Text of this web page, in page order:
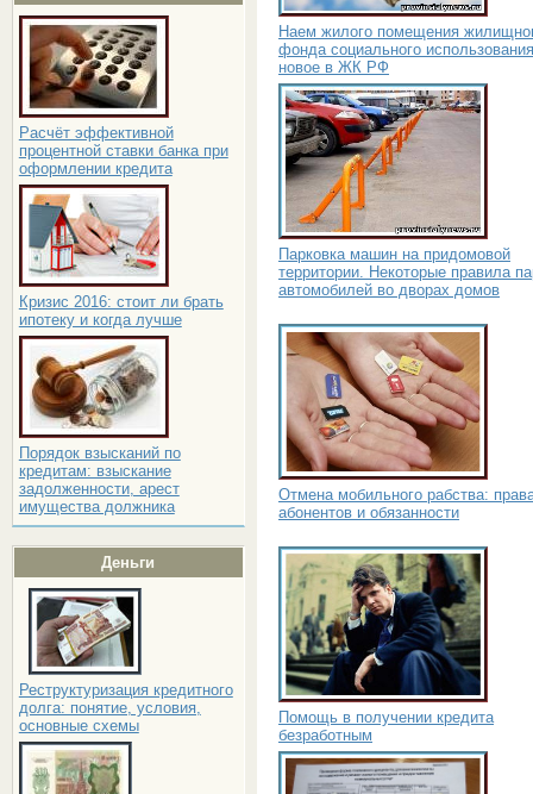
Расчёт эффективной
процентной ставки банка при
оформлении кредита
Кризис 2016: стоит ли брать
ипотеку и когда лучше
Порядок взысканий по
кредитам: взыскание
задолженности, арест
имущества должника
Деньги
Реструктуризация кредитного
долга: понятие, условия,
основные схемы
Наем жилого помещения
фонда социального
новое в ЖК РФ
Парковка машин на придомовой
территории. Некоторые правила
автомобилей во дворах домов
Отмена мобильного рабства:
абонентов и обязанности
Помощь в получении кредита
безработным